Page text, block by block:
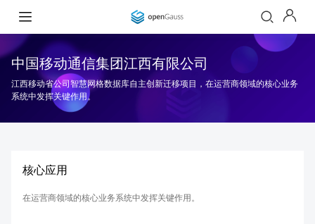
中国移动通信集团江西有限公司
江西移动省公司智慧网格数据库自主创新迁移项目，在运营商领域的核心业务
系统中发挥关键作用。
核心应用
在运营商领域的核心业务系统中发挥关键作用。